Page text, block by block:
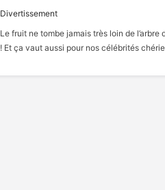
Divertissement
Le fruit ne tombe jamais très loin de l’arbre
! Et ça vaut aussi pour nos célébrités